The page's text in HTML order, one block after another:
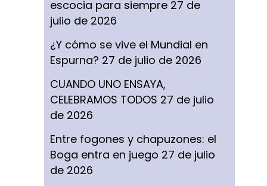
escocia para siempre 27 de
julio de 2026
¿Y cómo se vive el Mundial en
Espurna? 27 de julio de 2026
CUANDO UNO ENSAYA,
CELEBRAMOS TODOS 27 de julio
de 2026
Entre fogones y chapuzones: el
Boga entra en juego 27 de julio
de 2026